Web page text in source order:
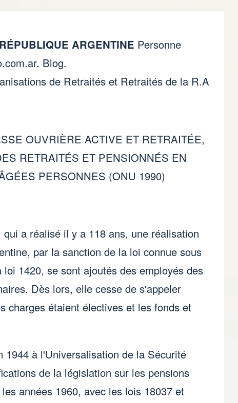
ARGENTINE Personne
. Blog.
de Retraités et Retraités de la R.A
OUVRIÈRE ACTIVE ET RETRAITÉE,
RETRAITÉS ET PENSIONNÉS EN
PERSONNES (ONU 1990)
a réalisé il y a 118 ans, une réalisation
par la sanction de la loi connue sous
1420, se sont ajoutés des employés des
Dès lors, elle cesse de s'appeler
charges étaient électives et les fonds et
1944 à l'Universalisation de la Sécurité
de la législation sur les pensions
années 1960, avec les lois 18037 et